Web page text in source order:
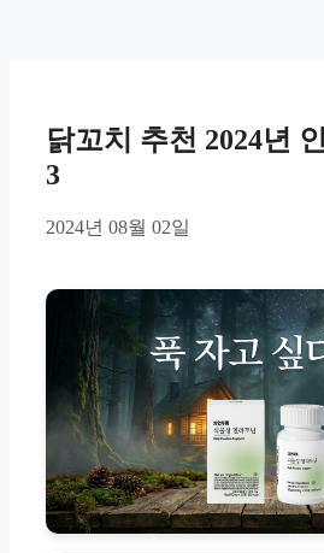
닭꼬치 추천 2024년
3
2024년 08월 02일